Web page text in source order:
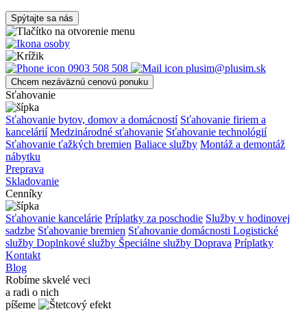
Spýtajte sa nás
0903 508 508 plusim@plusim.sk
Chcem nezáväznú cenovú ponuku
Sťahovanie
Sťahovanie bytov, domov a domácností Sťahovanie firiem a
kancelárií Medzinárodné sťahovanie Sťahovanie technológií
Sťahovanie ťažkých bremien Baliace služby Montáž a demontáž
nábytku
Preprava
Skladovanie
Cenníky
Sťahovanie kancelárie Príplatky za poschodie Služby v hodinovej
sadzbe Sťahovanie bremien Sťahovanie domácnosti Logistické
služby Doplnkové služby Špeciálne služby Doprava Príplatky
Kontakt
Blog
Robíme skvelé veci
a radi o nich
píšeme